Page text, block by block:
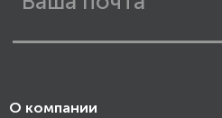
О компании